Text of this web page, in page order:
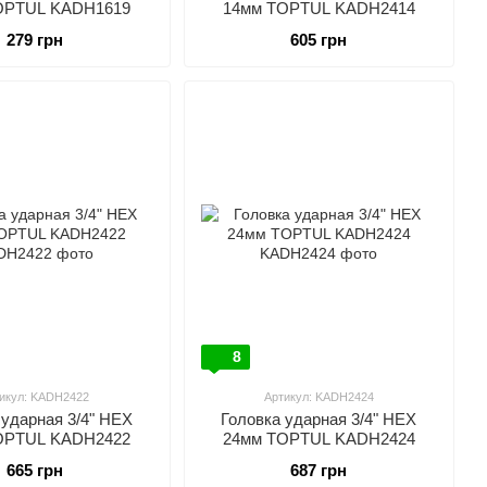
KADH1619
279 грн
14мм TOPTUL KADH2414
605 грн
KADH2422
3/4" HEX
KADH2422
665 грн
8
Артикул: KADH2424
Головка ударная 3/4" HEX
24мм TOPTUL KADH2424
687 грн